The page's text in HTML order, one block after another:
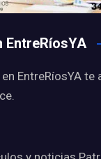
EntreRíosYA
EntreRíosYA te